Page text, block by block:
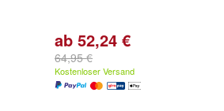
ab 52,24 €
64,95 €
Kostenloser Versand